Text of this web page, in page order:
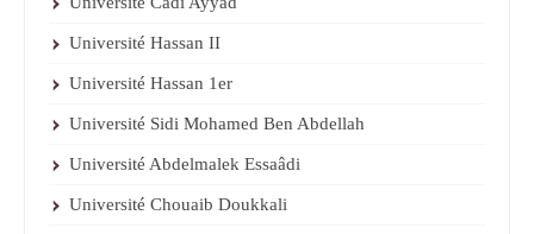
Université Hassan II
Université Hassan 1er
Université Sidi Mohamed Ben Abdellah
Université Abdelmalek Essaâdi
Université Chouaib Doukkali